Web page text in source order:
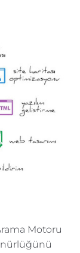
Motoru